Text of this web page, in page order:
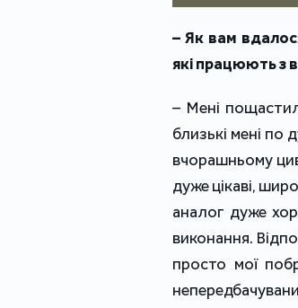
– Як вам
які працюють з
– Мені
близькі мені по
вчорашньому
дуже цікаві,
аналог дуже
виконання.
просто мої